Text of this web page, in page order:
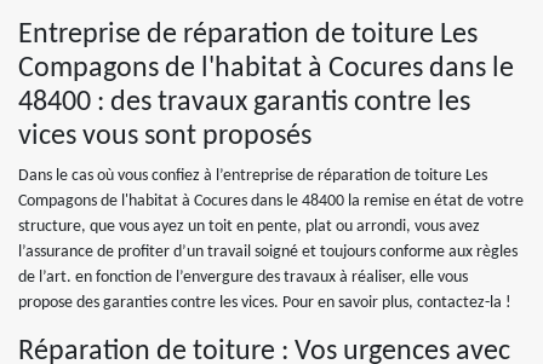
Entreprise de réparation de toiture Les
Compagons de l'habitat à Cocures dans le
48400 : des travaux garantis contre les
vices vous sont proposés
Dans le cas où vous confiez à l’entreprise de réparation de toiture Les
Compagons de l'habitat à Cocures dans le 48400 la remise en état de votre
structure, que vous ayez un toit en pente, plat ou arrondi, vous avez
l’assurance de profiter d’un travail soigné et toujours conforme aux règles
de l’art. en fonction de l’envergure des travaux à réaliser, elle vous
propose des garanties contre les vices. Pour en savoir plus, contactez-la !
Réparation de toiture : Vos urgences avec